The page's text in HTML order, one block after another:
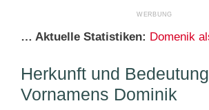
… Aktuelle Statistiken: Domenik
Herkunft und
Vornamens Dominik